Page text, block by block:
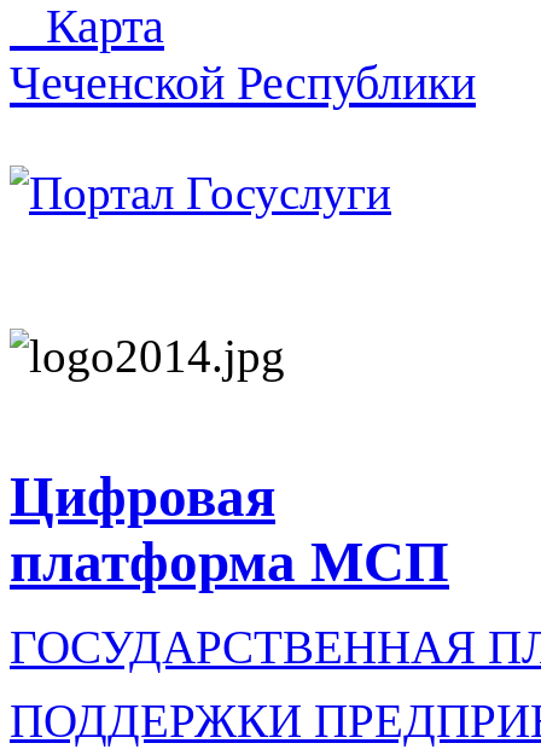
Карта
Чеченской Республики
Цифровая
платформа МСП
ГОСУДАРСТВЕННАЯ
ПОДДЕРЖКИ